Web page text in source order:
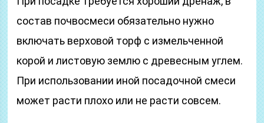
состав почвосмеси обязательно нужно
включать верховой торф с измельченной
корой и листовую землю с древесным углем.
При использовании иной посадочной смеси
может расти плохо или не расти совсем.